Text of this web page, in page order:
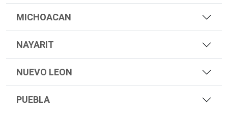
MICHOACAN
NAYARIT
NUEVO LEON
PUEBLA